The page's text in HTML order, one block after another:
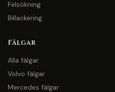
Felsökning
Billackering
Fälgar
Alla fälgar
Volvo fälgar
Mercedes fälgar